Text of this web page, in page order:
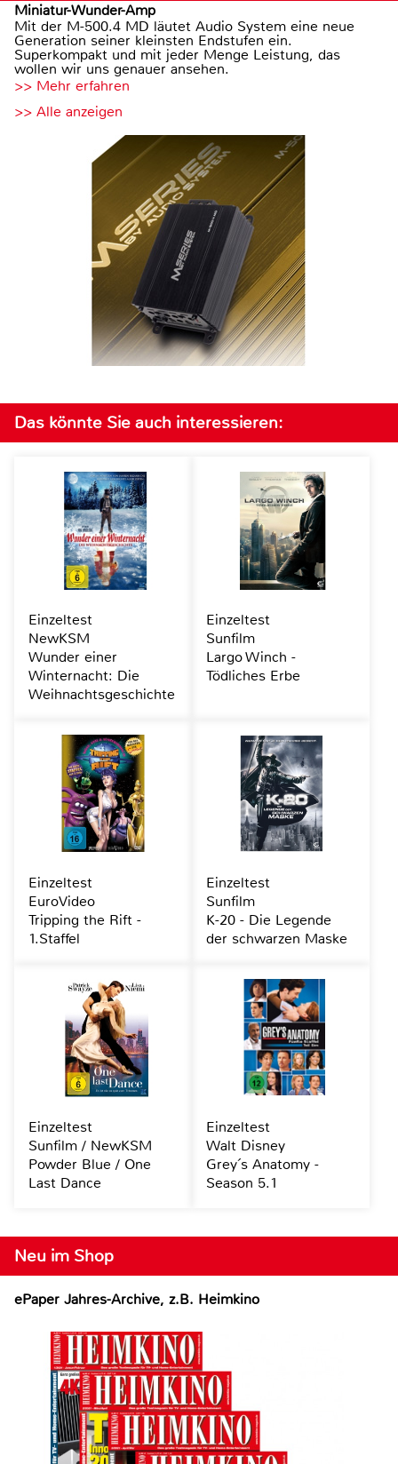
Miniatur-Wunder-Amp
Mit der M-500.4 MD läutet Audio System eine neue
Generation seiner kleinsten Endstufen ein.
Superkompakt und mit jeder Menge Leistung, das
wollen wir uns genauer ansehen.
>> Mehr erfahren
>> Alle anzeigen
Neu im Shop
ePaper Jahres-Archive, z.B. Heimkino
Das könnte Sie auch interessieren:
Einzeltest
NewKSM
Wunder einer
Winternacht: Die
Weihnachtsgeschichte
Einzeltest
Sunfilm
Largo Winch -
Tödliches Erbe
Einzeltest
EuroVideo
Tripping the Rift -
1.Staffel
Einzeltest
Sunfilm
K-20 - Die Legende
der schwarzen Maske
Einzeltest
Sunfilm / NewKSM
Powder Blue / One
Last Dance
Einzeltest
Walt Disney
Grey´s Anatomy -
Season 5.1